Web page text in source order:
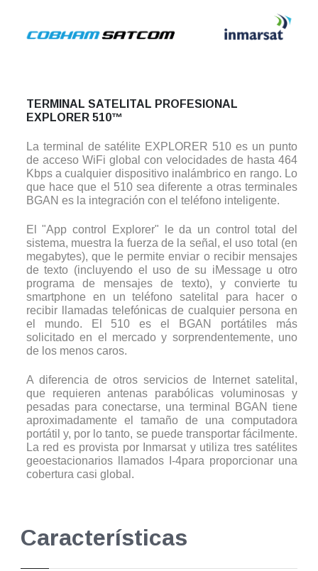
TERMINAL SATELITAL PROFESIONAL
EXPLORER 510™
La terminal de satélite EXPLORER 510 es un punto
de acceso WiFi global con velocidades de hasta 464
Kbps a cualquier dispositivo inalámbrico en rango. Lo
que hace que el 510 sea diferente a otras terminales
BGAN es la integración con el teléfono inteligente.
El "App control Explorer" le da un control total del
sistema, muestra la fuerza de la señal, el uso total (en
megabytes), que le permite enviar o recibir mensajes
de texto (incluyendo el uso de su iMessage u otro
programa de mensajes de texto), y convierte tu
smartphone en un teléfono satelital para hacer o
recibir llamadas telefónicas de cualquier persona en
el mundo. El 510 es el BGAN portátiles más
solicitado en el mercado y sorprendentemente, uno
de los menos caros.
A diferencia de otros servicios de Internet satelital,
que requieren antenas parabólicas voluminosas y
pesadas para conectarse, una terminal BGAN tiene
aproximadamente el tamaño de una computadora
portátil y, por lo tanto, se puede transportar fácilmente.
La red es provista por Inmarsat y utiliza tres satélites
geoestacionarios llamados I-4para proporcionar una
cobertura casi global.
Características